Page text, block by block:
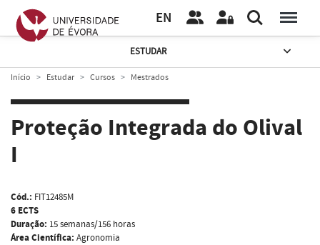
EN
ESTUDAR
Início Estudar Cursos Mestrados
Proteção Integrada do Olival
I
Cód.: FIT12485M
6 ECTS
Duração: 15 semanas/156 horas
Área Científica: Agronomia